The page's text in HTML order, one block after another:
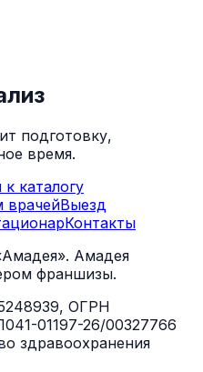
подготовку,
время.
к каталогу
врачейВыезд
Контакты
Амадея
франшизы.
ОГРН
01197-26/00327766
здравоохранения